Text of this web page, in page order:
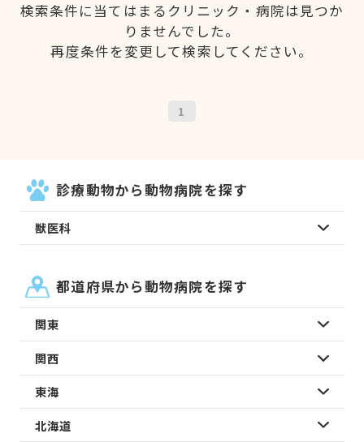
検索条件に当てはまるクリニック・病院は見つか
りませんでした。
再度条件を変更して検索してください。
1
診療動物から動物病院を探す
獣医科
都道府県から動物病院を探す
関東
関西
東海
北海道